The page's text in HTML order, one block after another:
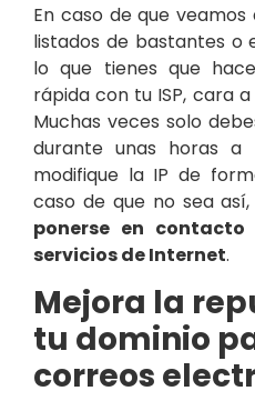
En caso de que
listados de bastantes o
lo que tienes que
rápida con tu ISP, cara
Muchas veces solo
durante unas horas
modifique la IP de
caso de que no sea
ponerse en
servicios de Internet.
Mejora la
tu dominio
correos